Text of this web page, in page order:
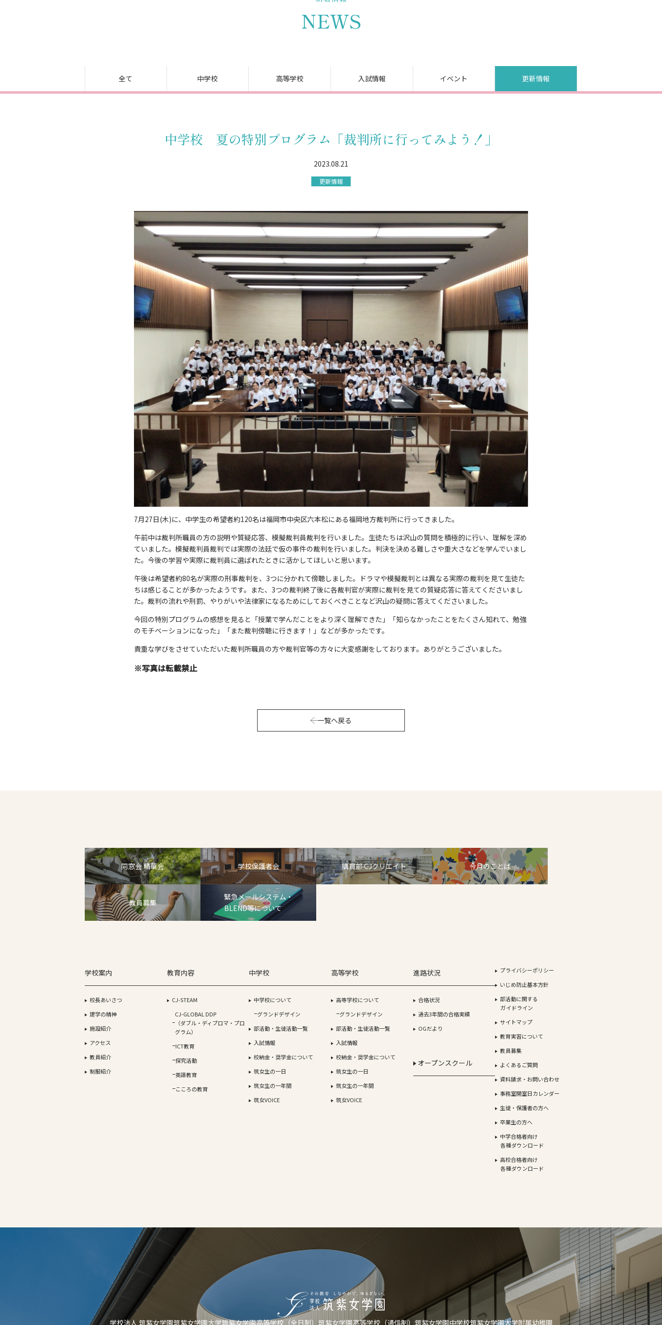
NEWS
全て 中学校 高等学校 入試情報 イベント 更新情報
中学校 夏の特別プログラム「裁判所に行ってみよう！」
2023.08.21
更新情報
7月27日(木)に、中学生の希望者約120名は福岡市中央区六本松にある福岡地方裁判所に行ってきました。
午前中は裁判所職員の方の説明や質疑応答、模擬裁判員裁判を行いました。生徒たちは沢山の質問を積極的に行い、理解を深め
ていました。模擬裁判員裁判では実際の法廷で仮の事件の裁判を行いました。判決を決める難しさや重大さなどを学んでいまし
た。今後の学習や実際に裁判員に選ばれたときに活かしてほしいと思います。
午後は希望者約80名が実際の刑事裁判を、3つに分かれて傍聴しました。ドラマや模擬裁判とは異なる実際の裁判を見て生徒た
ちは感じることが多かったようです。また、3つの裁判終了後に各裁判官が実際に裁判を見ての質疑応答に答えてくださいまし
た。裁判の流れや刑罰、やりがいや法律家になるためにしておくべきことなど沢山の疑問に答えてくださいました。
今回の特別プログラムの感想を見ると「授業で学んだことをより深く理解できた」「知らなかったことをたくさん知れて、勉強
のモチベーションになった」「また裁判傍聴に行きます！」などが多かったです。
貴重な学びをさせていただいた裁判所職員の方や裁判官等の方々に大変感謝をしております。ありがとうございました。
※写真は転載禁止
一覧へ戻る
同窓会 精華会 学校保護者会 購買部 CJクリエイト 今月のことば
教員募集
緊急メールシステム・
BLEND等について
学校案内
校長あいさつ
建学の精神
施設紹介
アクセス
教員紹介
制服紹介
教育内容
CJ-STEAM
CJ-GLOBAL DDP
（ダブル・ディプロマ・プロ
グラム）
ICT教育
探究活動
英語教育
こころの教育
中学校
中学校について
グランドデザイン
部活動・生徒活動一覧
入試情報
校納金・奨学金について
筑女生の一日
筑女生の一年間
筑女VOICE
高等学校
高等学校について
グランドデザイン
部活動・生徒活動一覧
入試情報
校納金・奨学金について
筑女生の一日
筑女生の一年間
筑女VOICE
進路状況
合格状況
過去3年間の合格実績
OGだより
オープンスクール
プライバシーポリシー
いじめ防止基本方針
部活動に関する
ガイドライン
サイトマップ
教育実習について
教員募集
よくあるご質問
資料請求・お問い合わせ
事務室開室日カレンダー
生徒・保護者の方へ
卒業生の方へ
中学合格者向け
各種ダウンロード
高校合格者向け
各種ダウンロード
学校法人 筑紫女学園筑紫女学園大学筑紫女学園高等学校（全日制） 筑紫女学園高等学校（通信制） 筑紫女学園中学校筑紫女学園大学附属幼稚園